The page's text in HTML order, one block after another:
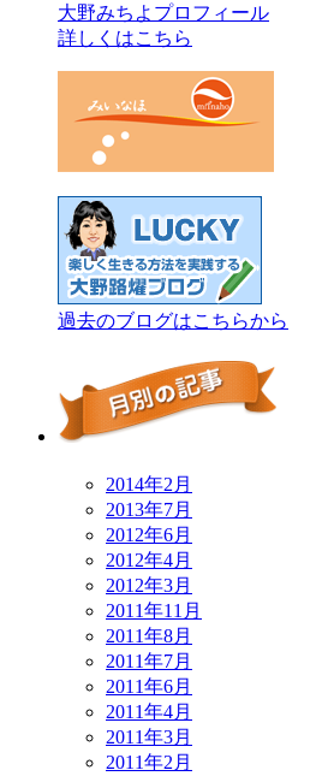
大野みちよプロフィール
詳しくはこちら
過去のブログはこちらから
2014年2月
2013年7月
2012年6月
2012年4月
2012年3月
2011年11月
2011年8月
2011年7月
2011年6月
2011年4月
2011年3月
2011年2月